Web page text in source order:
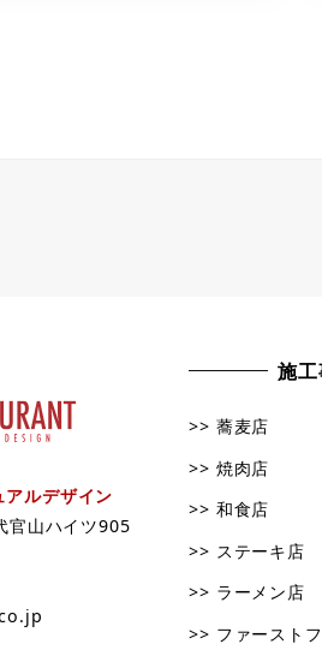
ルデザイン
官山ハイツ905
施工
>> 蕎麦店
>> 焼肉店
>> 和食店
>> ステーキ店
>> ラーメン店
>> ファースト